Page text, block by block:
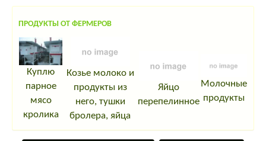
ПРОДУКТЫ ОТ ФЕРМЕРОВ
Куплю
парное
мясо
кролика
Козье молоко и
продукты из
него, тушки
бролера, яйца
Яйцо
перепелинное
Молочные
продукты